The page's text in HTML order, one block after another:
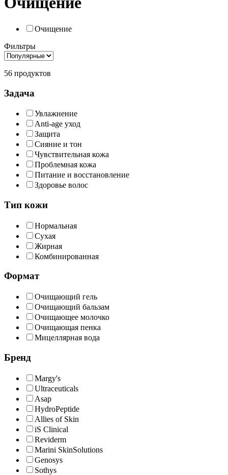
Очищение
Фильтры
56 продуктов
Задача
Увлажнение
Anti-age уход
Защита
Сияние и тон
Чувствительная кожа
Проблемная кожа
Питание и восстановление
Здоровье волос
Тип кожи
Нормальная
Сухая
Жирная
Комбинированная
Формат
Очищающий гель
Очищающий бальзам
Очищающее молочко
Очищающая пенка
Мицеллярная вода
Бренд
Margy's
Ultraceuticals
Asap
HydroPeptide
Allies of Skin
iS Clinical
Reviderm
Marini SkinSolutions
Genosys
Sothys